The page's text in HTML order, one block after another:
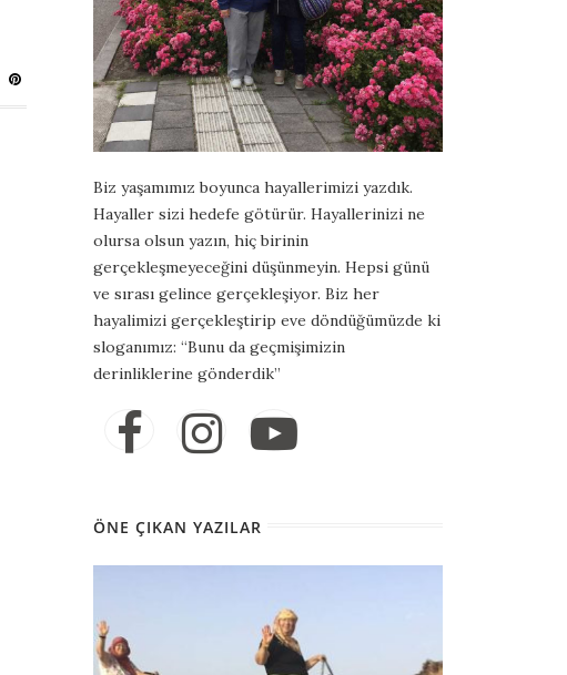
Biz yaşamımız boyunca hayallerimizi yazdık.
Hayaller sizi hedefe götürür. Hayallerinizi ne
olursa olsun yazın, hiç birinin
gerçekleşmeyeceğini düşünmeyin. Hepsi günü
ve sırası gelince gerçekleşiyor. Biz her
hayalimizi gerçekleştirip eve döndüğümüzde ki
sloganımız: “Bunu da geçmişimizin
derinliklerine gönderdik”
ÖNE ÇIKAN YAZILAR